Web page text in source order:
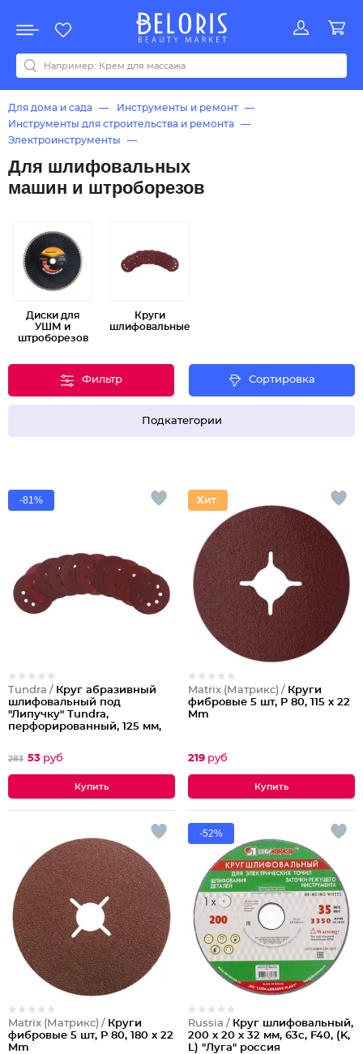
Акции
Все бренды
0-9ABCDEFGHIJKLMNOPQRSTUVWYZАБВДЗИМОКЛНПРСТУФ
Для дома и сада
Инструменты и ремонт
Инструменты для строительства и ремонта
Электроинструменты
Для шлифовальных машин и штроборезов
Для шлифовальных
машин и штроборезов
Диски для
УШМ и
штроборезов
Круги
шлифовальные
Фильтр Сортировка
Подкатегории
-81%
Tundra / Круг абразивный
шлифовальный под
"Липучку" Tundra,
перфорированный, 125 мм,
283 53 руб
Matrix (Матрикс) / Круги
фибровые 5 шт, Р 80, 115 х 22
Mm
219 руб
Matrix (Матрикс) / Круги
фибровые 5 шт, Р 80, 180 х 22
Mm
-52%
Russia / Круг шлифовальный,
200 х 20 х 32 мм, 63с, F40, (K,
L) "Луга" россия